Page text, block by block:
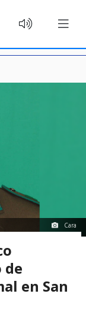
Cara
de
en San